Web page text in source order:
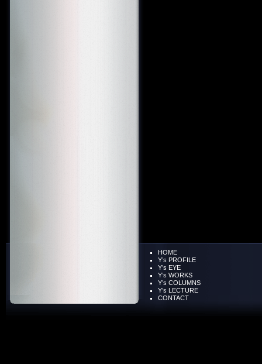
HOME
Y’s PROFILE
Y’s EYE
Y’s WORKS
Y’s COLUMNS
Y’s LECTURE
CONTACT